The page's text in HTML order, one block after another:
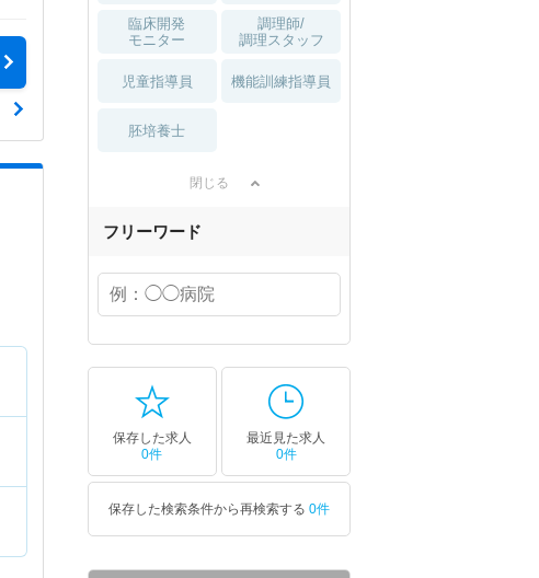
臨床開発
モニター
調理師/
調理スタッフ
児童指導員 機能訓練指導員
胚培養士
閉じる
フリーワード
保存した求人
0件
最近見た求人
0件
保存した検索条件から再検索する 0件